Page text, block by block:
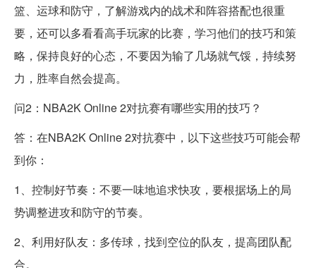
篮、运球和防守，了解游戏内的战术和阵容搭配也很重
要，还可以多看看高手玩家的比赛，学习他们的技巧和策
略，保持良好的心态，不要因为输了几场就气馁，持续努
力，胜率自然会提高。
问2：NBA2K Online 2对抗赛有哪些实用的技巧？
答：在NBA2K Online 2对抗赛中，以下这些技巧可能会帮
到你：
1、控制好节奏：不要一味地追求快攻，要根据场上的局
势调整进攻和防守的节奏。
2、利用好队友：多传球，找到空位的队友，提高团队配
合。